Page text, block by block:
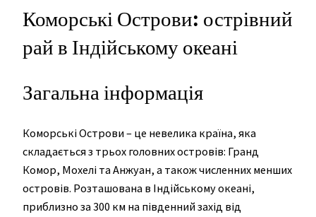
Коморські Острови: острівний
рай в Індійському океані
Загальна інформація
Коморські Острови – це невелика країна, яка
складається з трьох головних островів: Гранд
Комор, Мохелі та Анжуан, а також численних менших
островів. Розташована в Індійському океані,
приблизно за 300 км на південний захід від